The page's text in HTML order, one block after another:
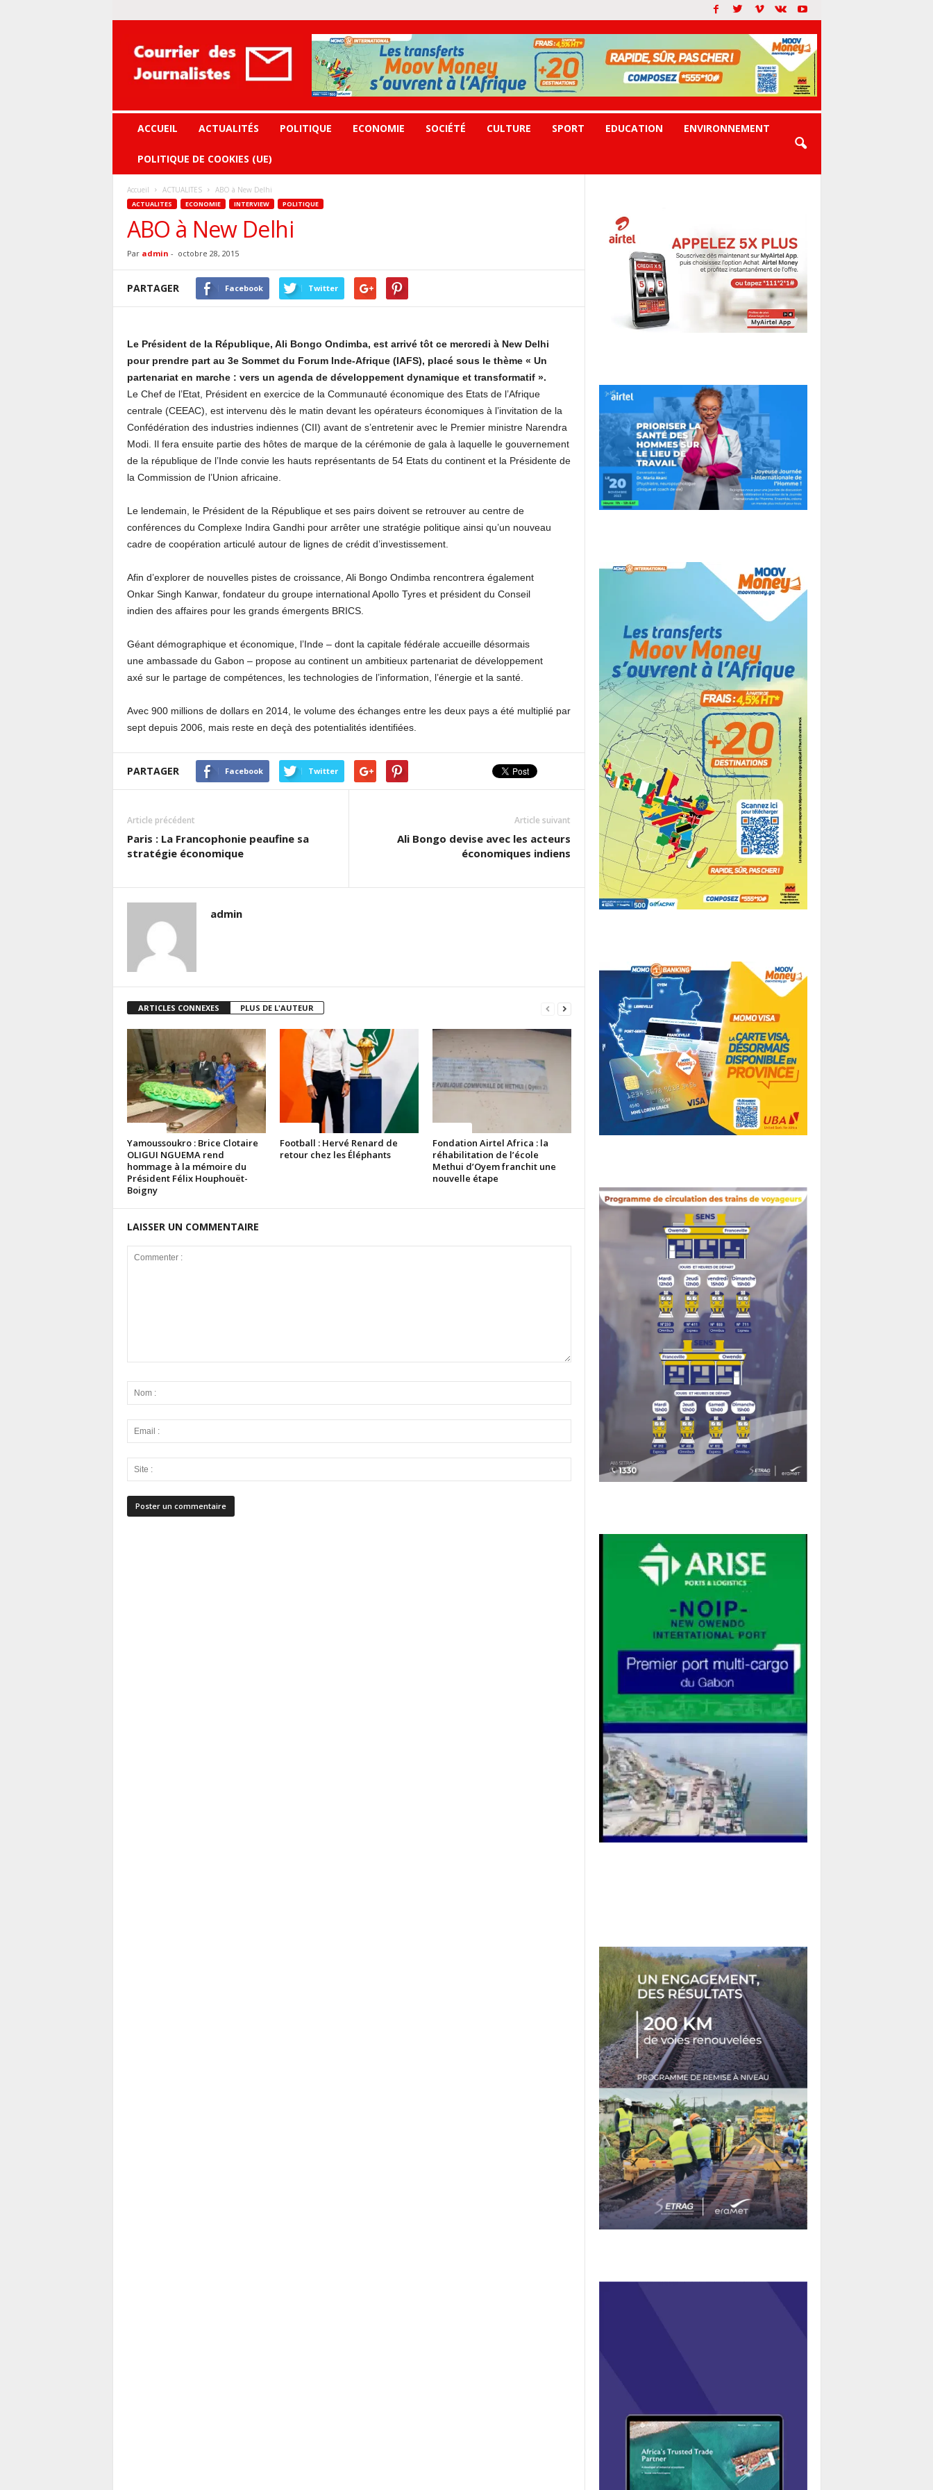
journalistes
ACCUEIL ACTUALITÉS POLITIQUE ECONOMIE SOCIÉTÉ CULTURE SPORT EDUCATION ENVIRONNEMENT
POLITIQUE DE COOKIES (UE)
Accueil ACTUALITES ABO à New Delhi
ACTUALITES ECONOMIE INTERVIEW POLITIQUE
ABO à New Delhi
Par admin - octobre 28, 2015
PARTAGER Facebook Twitter
Le Président de la République, Ali Bongo Ondimba, est arrivé tôt ce mercredi à New Delhi
pour prendre part au 3e Sommet du Forum Inde-Afrique (IAFS), placé sous le thème « Un
partenariat en marche : vers un agenda de développement dynamique et transformatif ».
Le Chef de l’Etat, Président en exercice de la Communauté économique des Etats de l’Afrique
centrale (CEEAC), est intervenu dès le matin devant les opérateurs économiques à l’invitation de la
Confédération des industries indiennes (CII) avant de s’entretenir avec le Premier ministre Narendra
Modi. Il fera ensuite partie des hôtes de marque de la cérémonie de gala à laquelle le gouvernement
de la république de l’Inde convie les hauts représentants de 54 Etats du continent et la Présidente de
la Commission de l’Union africaine.
Le lendemain, le Président de la République et ses pairs doivent se retrouver au centre de
conférences du Complexe Indira Gandhi pour arrêter une stratégie politique ainsi qu’un nouveau
cadre de coopération articulé autour de lignes de crédit d’investissement.
Afin d’explorer de nouvelles pistes de croissance, Ali Bongo Ondimba rencontrera également
Onkar Singh Kanwar, fondateur du groupe international Apollo Tyres et président du Conseil
indien des affaires pour les grands émergents BRICS.
Géant démographique et économique, l’Inde – dont la capitale fédérale accueille désormais
une ambassade du Gabon – propose au continent un ambitieux partenariat de développement
axé sur le partage de compétences, les technologies de l’information, l’énergie et la santé.
Avec 900 millions de dollars en 2014, le volume des échanges entre les deux pays a été multiplié par
sept depuis 2006, mais reste en deçà des potentialités identifiées.
PARTAGER Facebook Twitter
Article précédent
Paris : La Francophonie peaufine sa
stratégie économique
Article suivant
Ali Bongo devise avec les acteurs
économiques indiens
admin
ARTICLES CONNEXES PLUS DE L'AUTEUR
Yamoussoukro : Brice Clotaire
OLIGUI NGUEMA rend
hommage à la mémoire du
Président Félix Houphouët-
Boigny
Football : Hervé Renard de
retour chez les Éléphants
Fondation Airtel Africa : la
réhabilitation de l’école
Methui d’Oyem franchit une
nouvelle étape
LAISSER UN COMMENTAIRE